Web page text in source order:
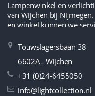
Lampenwinkel en
van Wijchen bij
en winkel kunnen we
Touwslagersbaan 38
6602AL Wijchen
+31 (0)24-6455050
info@lightcollection.nl